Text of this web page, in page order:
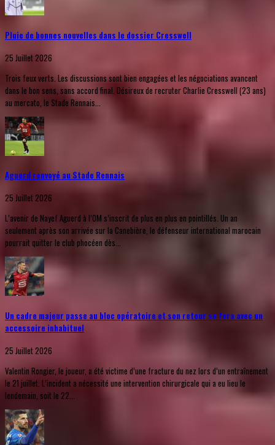
Pluie de bonnes nouvelles dans le dossier Cresswell
25 Juillet 2026
Trois feux verts. Les discussions sont bien engagées et les négociations avancent
dans le bon sens, sans accord final. Désireux de recruter Charlie Cresswell (23 ans)
au mercato, le Stade Rennais...
Aguerd renvoyé au Stade Rennais
25 Juillet 2026
L’avenir de Nayef Aguerd à l’OM s’inscrit de plus en plus en pointillés. Un an
seulement après son arrivée sur la Canebière, le défenseur international marocain
pourrait quitter le club phocéen dès...
Un cadre majeur passe au bloc opératoire et son retour se fera avec un
accessoire inhabituel
25 Juillet 2026
Valentin Rongier, le joueur, a été victime d’une fracture du nez lors d’un entraînement
le 21 juillet. L’incident a nécessité une intervention chirurgicale qui a eu lieu le
lendemain, soit le 22...